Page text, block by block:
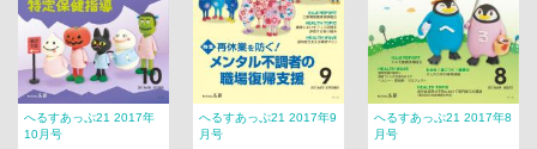
へるすあっぷ21 2017年
10月号
へるすあっぷ21 2017年9
月号
へるすあっぷ21 2017年8
月号